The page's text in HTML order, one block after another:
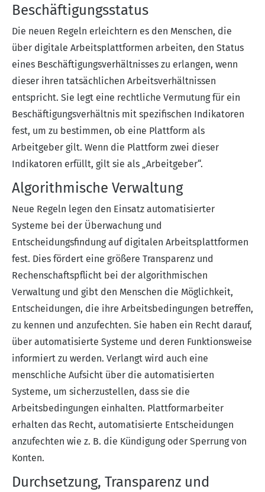
Beschäftigungsstatus
Die neuen Regeln erleichtern es den Menschen, die
über digitale Arbeitsplattformen arbeiten, den Status
eines Beschäftigungsverhältnisses zu erlangen, wenn
dieser ihren tatsächlichen Arbeitsverhältnissen
entspricht. Sie legt eine rechtliche Vermutung für ein
Beschäftigungsverhältnis mit spezifischen Indikatoren
fest, um zu bestimmen, ob eine Plattform als
Arbeitgeber gilt. Wenn die Plattform zwei dieser
Indikatoren erfüllt, gilt sie als „Arbeitgeber“.
Algorithmische Verwaltung
Neue Regeln legen den Einsatz automatisierter
Systeme bei der Überwachung und
Entscheidungsfindung auf digitalen Arbeitsplattformen
fest. Dies fördert eine größere Transparenz und
Rechenschaftspflicht bei der algorithmischen
Verwaltung und gibt den Menschen die Möglichkeit,
Entscheidungen, die ihre Arbeitsbedingungen betreffen,
zu kennen und anzufechten. Sie haben ein Recht darauf,
über automatisierte Systeme und deren Funktionsweise
informiert zu werden. Verlangt wird auch eine
menschliche Aufsicht über die automatisierten
Systeme, um sicherzustellen, dass sie die
Arbeitsbedingungen einhalten. Plattformarbeiter
erhalten das Recht, automatisierte Entscheidungen
anzufechten wie z. B. die Kündigung oder Sperrung von
Konten.
Durchsetzung, Transparenz und